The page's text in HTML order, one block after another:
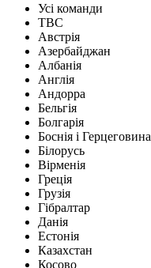
Усі команди
TBC
Австрія
Азербайджан
Албанія
Англія
Андорра
Бельгія
Болгарія
Боснія і Герцеговина
Білорусь
Вірменія
Греція
Грузія
Гібралтар
Данія
Естонія
Казахстан
Косово